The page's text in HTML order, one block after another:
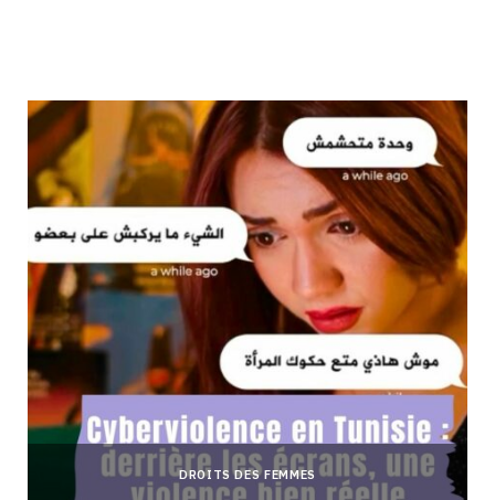
DROITS DES FEMMES